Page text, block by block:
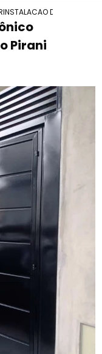
BASCULANTE
INSTALACAO DE PORTAO
Pirani